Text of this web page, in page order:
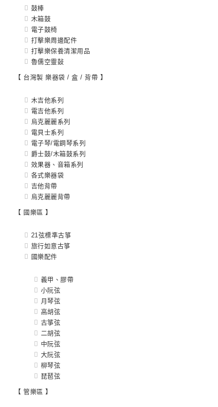
鼓棒
木箱鼓
電子鼓椅
打擊樂周邊配件
打擊樂保養清潔用品
魯儒空靈鼔
【 台灣製 樂器袋 / 盒 / 背帶 】
木吉他系列
電吉他系列
烏克麗麗系列
電貝士系列
電子琴/電鋼琴系列
爵士鼓/木箱鼓系列
效果器、音箱系列
各式樂器袋
吉他背帶
烏克麗麗背帶
【 國樂區 】
21弦標準古箏
旅行如意古箏
國樂配件
義甲、膠帶
小阮弦
月琴弦
高胡弦
古箏弦
二胡弦
中阮弦
大阮弦
柳琴弦
琵琶弦
【 管樂區 】